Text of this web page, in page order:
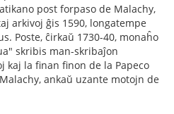
post forpaso de Malachy,
arkivoj ĝis 1590, longatempe
Poste, ĉirkaŭ 1730-40, monaĥo
skribis man-skribaĵon
kaj la finan finon de la Papeco
ankaŭ uzante motojn de